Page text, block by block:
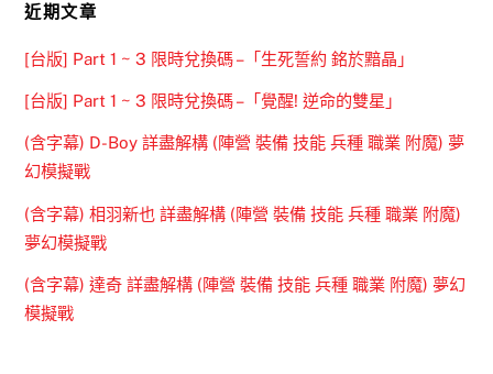
近期文章
[台版] Part 1 ~ 3 限時兌換碼 –「生死誓約 銘於黯晶」
[台版] Part 1 ~ 3 限時兌換碼 –「覺醒! 逆命的雙星」
(含字幕) D-Boy 詳盡解構 (陣營 裝備 技能 兵種 職業 附魔) 夢
幻模擬戰
(含字幕) 相羽新也 詳盡解構 (陣營 裝備 技能 兵種 職業 附魔)
夢幻模擬戰
(含字幕) 達奇 詳盡解構 (陣營 裝備 技能 兵種 職業 附魔) 夢幻
模擬戰